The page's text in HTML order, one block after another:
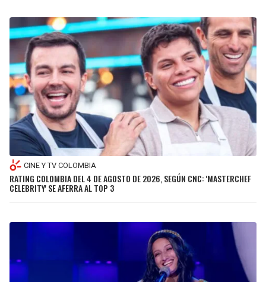
TITANS
COWBOYS
GIANTS
EAGLES
COMMANDERS
CARDINALS
WARRIORS
CLIPPERS
LAKERS
SUNS
KINGS
MAVERICKS
CINE Y TV COLOMBIA
RATING COLOMBIA DEL 4 DE AGOSTO DE 2026, SEGÚN CNC: 'MASTERCHEF
CELEBRITY' SE AFERRA AL TOP 3